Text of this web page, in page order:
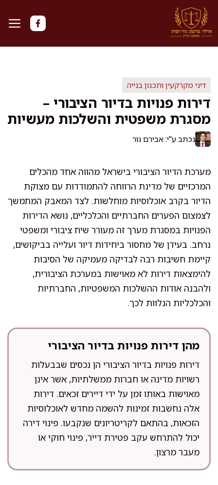
לדלג
לתוכן
דיני מקרקעין ותכנון בנייה
דירות פנויות בדיור הציבורי –
מסגרת משפטית והשלכות מעשיות
נכתב ע"י: אבירם גור
מערכת הדיור הציבורי בישראל מהווה אחד מהכלים
המרכזיים של מדינת הרווחה להתמודדות עם מצוקת
הדיור בקרב אוכלוסיות מוחלשות. לצד המאבק המתמשך
לצמצום הפערים החברתיים והכלכליים, נושא הדירות
הפנויות במסגרת מערך זה מעורר שיח ציבורי ומשפטי
נרחב. בעידן של מחסור ביחידות דיור ועלייה בביקושים,
קיימת חשיבות רבה לבדיקה מעמיקה של הסיבות
להימצאות דירות לא מאוישות במערכת הציבורית,
ולהבנה אודות ההשלכות המשפטיות, החברתיות
והכלכליות הנלוות לכך.
מהן דירות פנויות בדיור הציבורי
דירות פנויות בדיור הציבורי הן נכסים שבבעלות
רשויות מדינה או חברות ממשלתיות, אשר אינן
מאוישות באותו זמן על ידי דיירים זכאים. דירות
אלה נחשבות זמינות להשמה מחדש לאוכלוסיות
הזכאות, בהתאם לקריטריונים שנקבעו. פינוי דירה
יכול להתרחש עקב פטירת דייר, פינוי חוקי או
מעבר מרצון.